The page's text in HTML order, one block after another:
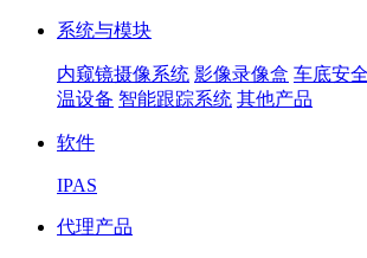
系统与模块
内窥镜摄像系统 影像录像盒 车底安
温设备 智能跟踪系统 其他产品
软件
IPAS
代理产品